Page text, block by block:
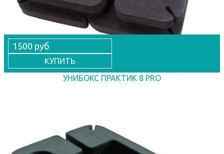
1500 руб
КУПИТЬ
УНИБОКС ПРАКТИК 8 PRO